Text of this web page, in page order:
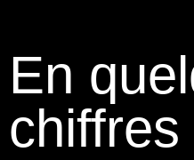
En
chiffres